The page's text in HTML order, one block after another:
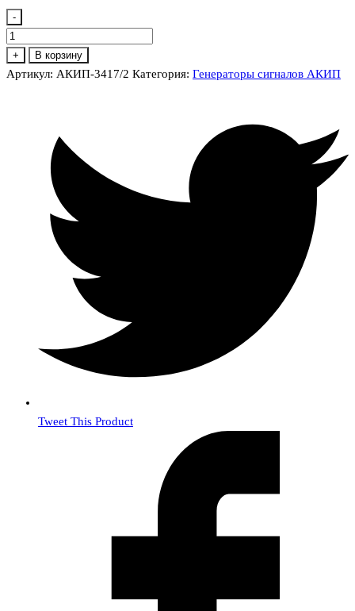
-
Количество
товара
АКИП-3417/2
+ В корзину
Артикул: АКИП-3417/2 Категория: Генераторы сигналов АКИП
Tweet This Product